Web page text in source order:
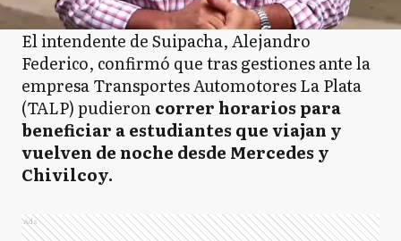
El intendente de Suipacha, Alejandro
Federico, confirmó que tras gestiones ante la
empresa Transportes Automotores La Plata
(TALP) pudieroncorrer horarios para
beneficiar a estudiantes que viajan y
vuelven de noche desde Mercedes y
Chivilcoy.
Ads